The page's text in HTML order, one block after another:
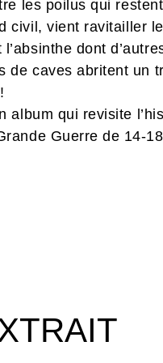
les poilus qui
civil, vient ravitailler
dont
de caves abritent un
album qui revisite
Guerre de 14-
à la diversité